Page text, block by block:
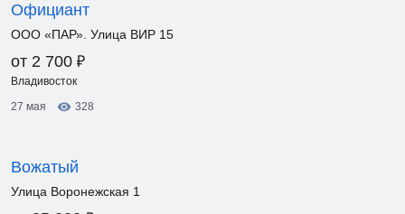
Официант
ООО «ПАР». Улица ВИР 15
от 2 700 ₽
Владивосток
27 мая
328
Вожатый
Улица Воронежская 1